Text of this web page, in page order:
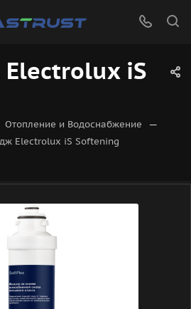
iS
Отопление и Водоснабжение —
Electrolux iS Softening